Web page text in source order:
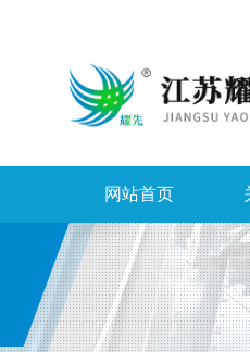
网站首页